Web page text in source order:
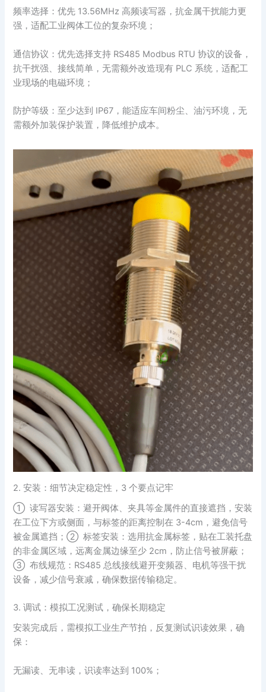
频率选择：优先 13.56MHz 高频读写器，抗金属干扰能力更
强，适配工业阀体工位的复杂环境；
通信协议：优先选择支持 RS485 Modbus RTU 协议的设备，
抗干扰强、接线简单，无需额外改造现有 PLC 系统，适配工
业现场的电磁环境；
防护等级：至少达到 IP67，能适应车间粉尘、油污环境，无
需额外加装保护装置，降低维护成本。
2. 安装：细节决定稳定性，3 个要点记牢
① 读写器安装：避开阀体、夹具等金属件的直接遮挡，安装
在工位下方或侧面，与标签的距离控制在 3-4cm，避免信号
被金属遮挡；② 标签安装：选用抗金属标签，贴在工装托盘
的非金属区域，远离金属边缘至少 2cm，防止信号被屏蔽；
③ 布线规范：RS485 总线接线避开变频器、电机等强干扰
设备，减少信号衰减，确保数据传输稳定。
3. 调试：模拟工况测试，确保长期稳定
安装完成后，需模拟工业生产节拍，反复测试识读效果，确
保：
无漏读、无串读，识读率达到 100%；